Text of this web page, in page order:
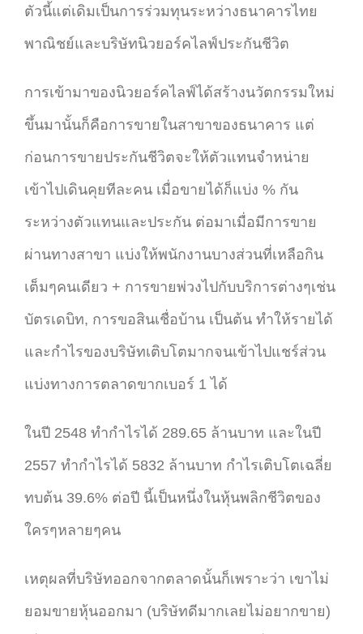
ตัวนี้แต่เดิมเป็นการร่วมทุนระหว่างธนาคารไทย
พาณิชย์และบริษัทนิวยอร์คไลฟ์ประกันชีวิต
การเข้ามาของนิวยอร์คไลฟ์ได้สร้างนวัตกรรมใหม่
ขึ้นมานั้นก็คือการขายในสาขาของธนาคาร แต่
ก่อนการขายประกันชีวิตจะให้ตัวแทนจำหน่าย
เข้าไปเดินคุยทีละคน เมื่อขายได้ก็แบ่ง % กัน
ระหว่างตัวแทนและประกัน ต่อมาเมื่อมีการขาย
ผ่านทางสาขา แบ่งให้พนักงานบางส่วนที่เหลือกิน
เต็มๆคนเดียว + การขายพ่วงไปกับบริการต่างๆเช่น
บัตรเดบิท, การขอสินเชื่อบ้าน เป็นต้น ทำให้รายได้
และกำไรของบริษัทเติบโตมากจนเข้าไปแชร์ส่วน
แบ่งทางการตลาดขากเบอร์ 1 ได้
ในปี 2548 ทำกำไรได้ 289.65 ล้านบาท และในปี
2557 ทำกำไรได้ 5832 ล้านบาท กำไรเติบโตเฉลี่ย
ทบต้น 39.6% ต่อปี นี้เป็นหนึ่งในหุ้นพลิกชีวิตของ
ใครๆหลายๆคน
เหตุผลที่บริษัทออกจากตลาดนั้นก็เพราะว่า เขาไม่
ยอมขายหุ้นออกมา (บริษัทดีมากเลยไม่อยากขาย)